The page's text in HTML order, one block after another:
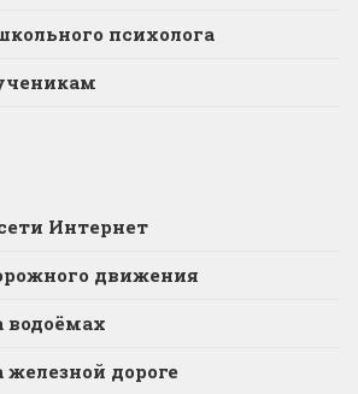
психолога
Интернет
движения
водоёмах
железной дороге